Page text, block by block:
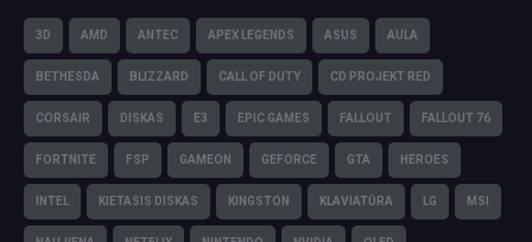
3D AMD ANTEC APEX LEGENDS ASUS AULA
BETHESDA BLIZZARD CALL OF DUTY CD PROJEKT RED
CORSAIR DISKAS E3 EPIC GAMES FALLOUT FALLOUT 76
FORTNITE FSP GAMEON GEFORCE GTA HEROES
INTEL KIETASIS DISKAS KINGSTON KLAVIATŪRA LG MSI